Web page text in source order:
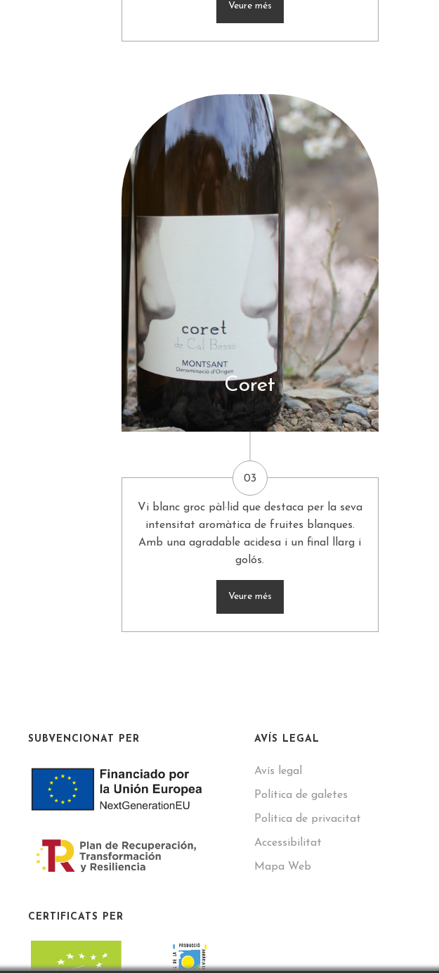
Veure més
Coret
03
Vi blanc groc pàl·lid que destaca per la seva
intensitat aromàtica de fruites blanques.
Amb una agradable acidesa i un final llarg i
golós.
Veure més
SUBVENCIONAT PER
CERTIFICATS PER
AVÍS LEGAL
Avís legal
Política de galetes
Política de privacitat
Accessibilitat
Mapa Web